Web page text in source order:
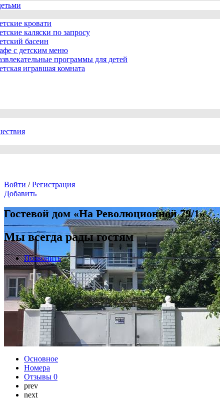
кровати
каляски по запросу
басеин
с детским меню
программы для детей
игравшая комната
Войти / Регистрация
Добавить
Гостевой дом «На Революционной 79/1»
Мы всегда рады гостям
Позвонить
Основное
Номера
Отзывы 0
prev
next